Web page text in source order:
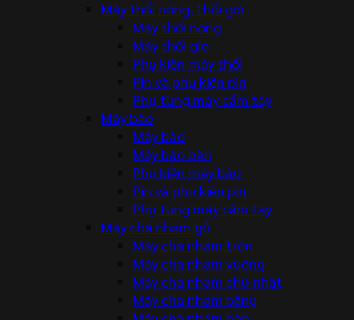
Máy thổi nóng, thổi gió
Máy thổi nóng
Máy thổi gió
Phụ kiện máy thổi
Pin và phụ kiện pin
Phụ tùng máy cầm tay
Máy bào
Máy bào
Máy bào bàn
Phụ kiện máy bào
Pin và phụ kiện pin
Phụ tùng máy cầm tay
Máy chà nhám gỗ
Máy chà nhám tròn
Máy chà nhám vuông
Máy chà nhám chữ nhật
Máy chà nhám băng